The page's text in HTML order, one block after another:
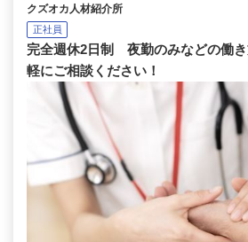
クズオカ人材紹介所
正社員
完全週休2日制 夜勤のみなどの働
軽にご相談ください！